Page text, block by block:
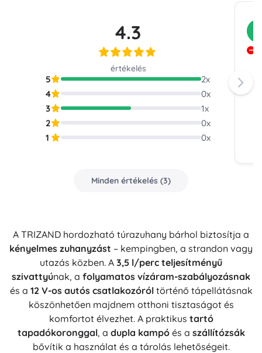
4.3
értékelés
5 2x
4
0x
3
1x
2
0x
1
0x
Minden értékelés (3)
A TRIZAND hordozható túrazuhany bárhol biztosítja a
kényelmes zuhanyzást – kempingben, a strandon vagy
utazás közben. A 3,5 l/perc teljesítményű
szivattyúnak, a folyamatos vízáram-szabályozásnak
és a 12 V-os autós csatlakozóróltörténő tápellátásnak
köszönhetően majdnem otthoni tisztaságot és
komfortot élvezhet. A praktikus tartó
tapadókoronggal, a dupla kampóés a szállítózsák
bővítik a használat és a tárolás lehetőségeit.